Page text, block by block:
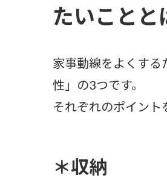
たいことと
家事動線をよくする
性」の3つです。
それぞれのポイント
＊収納